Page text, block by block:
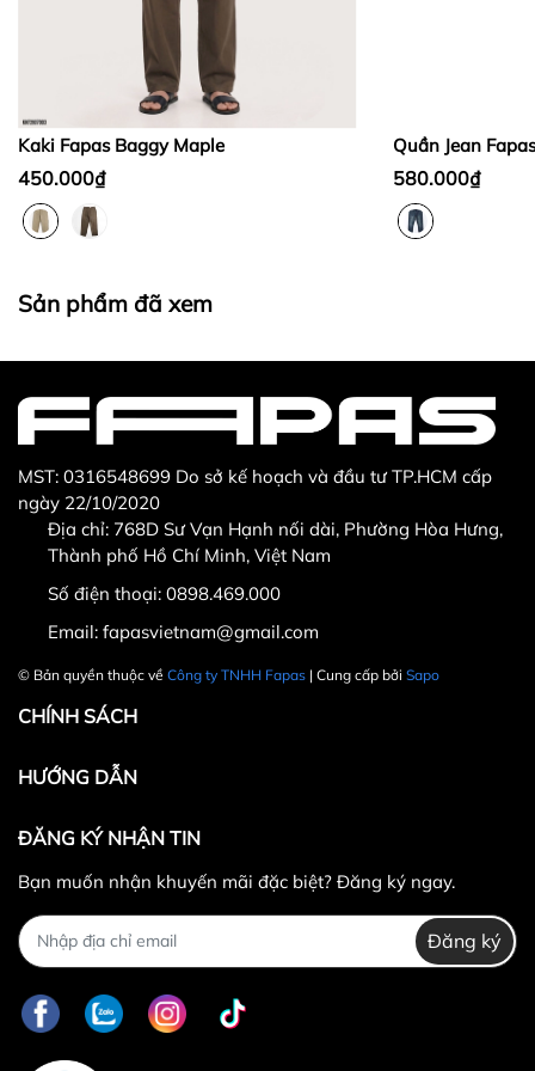
Bước 3
Sản phẩm không đúng với đơn hàng đã đặt
Sản phẩm bị hư hỏng khi nhìn bằng mắt thường
Hotline CSKH: 090 376 9205
Fanpage:FACEBOOK.COM/FAPAS.VN
Kaki Fapas Baggy Maple
450.000₫
Quần Jean
580.000₫
Sản phẩm đã xem
MST: 0316548699 Do sở kế hoạch và đầu tư TP.HCM cấp
ngày 22/10/2020
Địa chỉ: 768D Sư Vạn Hạnh nối dài, Phường Hòa Hưng,
Thành phố Hồ Chí Minh, Việt Nam
Số điện thoại: 0898.469.000
Email: fapasvietnam@gmail.com
© Bản quyền thuộc về Công ty TNHH Fapas | Cung cấp bởi Sapo
CHÍNH SÁCH
HƯỚNG DẪN
ĐĂNG KÝ NHẬN TIN
Bạn muốn nhận khuyến mãi đặc biệt? Đăng ký ngay.
Đăng ký